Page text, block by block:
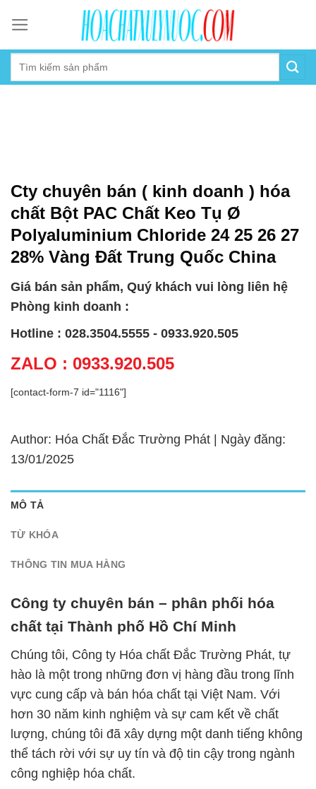
content
Cty chuyên bán ( kinh doanh ) hóa
chất Bột PAC Chất Keo Tụ Ø
Polyaluminium Chloride 24 25 26 27
28% Vàng Đất Trung Quốc China
Giá bán sản phẩm, Quý khách vui lòng liên hệ
Phòng kinh doanh :
Hotline : 028.3504.5555 - 0933.920.505
ZALO : 0933.920.505
[contact-form-7 id="1116"]
Author: Hóa Chất Đắc Trường Phát | Ngày đăng:
13/01/2025
MÔ TẢ
TỪ KHÓA
THÔNG TIN MUA HÀNG
Công ty chuyên bán – phân phối hóa
chất tại Thành phố Hồ Chí Minh
Chúng tôi, Công ty Hóa chất Đắc Trường Phát, tự
hào là một trong những đơn vị hàng đầu trong lĩnh
vực cung cấp và bán hóa chất tại Việt Nam. Với
hơn 30 năm kinh nghiệm và sự cam kết về chất
lượng, chúng tôi đã xây dựng một danh tiếng không
thể tách rời với sự uy tín và độ tin cậy trong ngành
công nghiệp hóa chất.